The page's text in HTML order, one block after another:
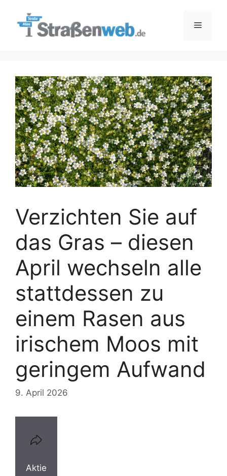
Menü
Verzichten Sie auf
das Gras – diesen
April wechseln alle
stattdessen zu
einem Rasen aus
irischem Moos mit
geringem Aufwand
9. April 2026
Aktie